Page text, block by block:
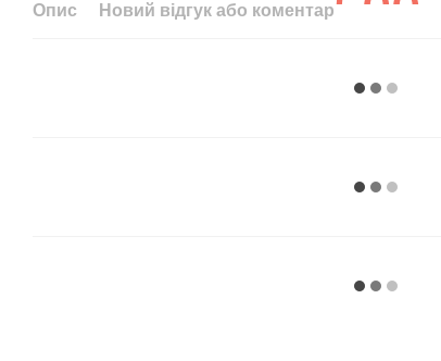
Опис Новий відгук або коментар